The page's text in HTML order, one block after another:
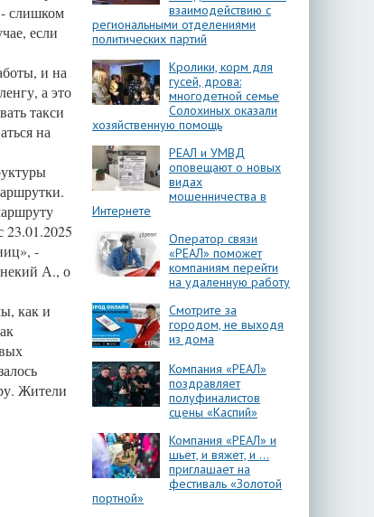
- слишком
если
и на
а это
такси
на
23.01.2025
-
некий А., о
как и
Жители
взаимодействию с
региональными отделениями
политических партий
Кролики, корм для
гусей, дрова:
многодетной семье
Солохиных оказали
хозяйственную помощь
РЕАЛ и УМВД
оповещают о новых
видах
мошенничества в
Интернете
Оператор связи
«РЕАЛ» поможет
компаниям перейти
на удаленную работу
Смотрите за
городом, не выходя
из дома
Компания «РЕАЛ»
поздравляет
полуфиналистов
сцены «Каспий»
Компания «РЕАЛ» и
шьет, и вяжет, и …
приглашает на
фестиваль «Золотой
портной»